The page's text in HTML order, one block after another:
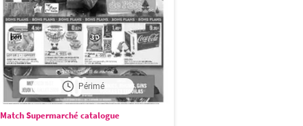
Périmé
Match Supermarché catalogue